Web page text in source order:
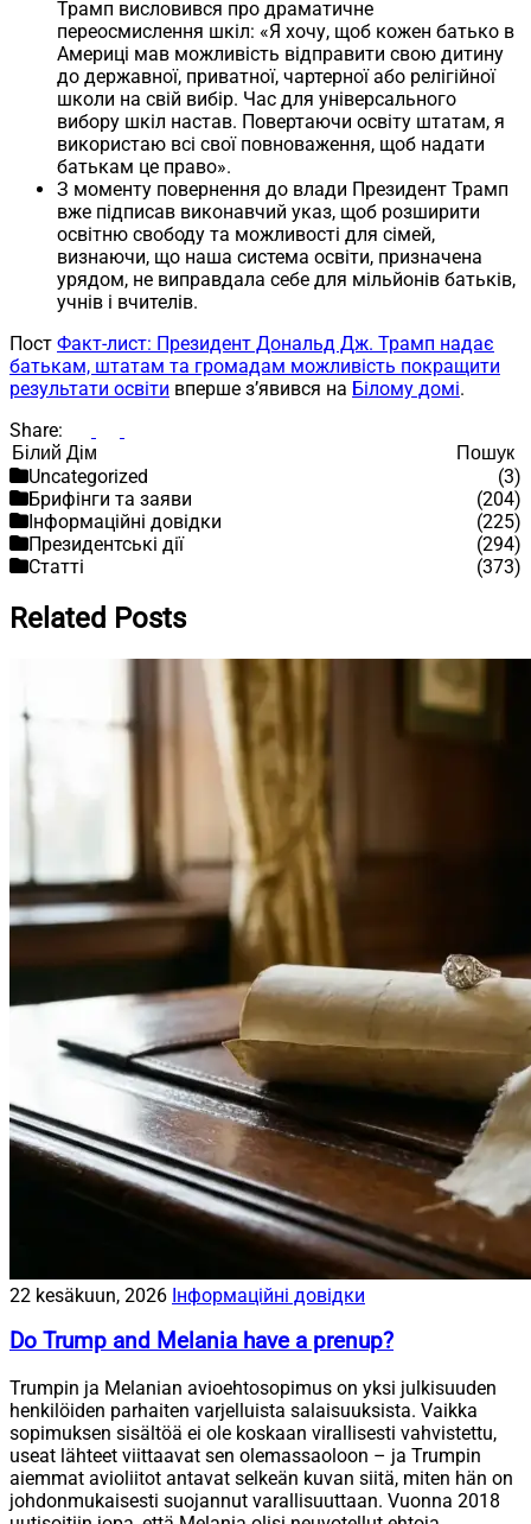
Трамп висловився про драматичне
переосмислення шкіл: «Я хочу, щоб кожен батько в
Америці мав можливість відправити свою дитину
до державної, приватної, чартерної або релігійної
школи на свій вибір. Час для універсального
вибору шкіл настав. Повертаючи освіту штатам, я
використаю всі свої повноваження, щоб надати
батькам це право».
З моменту повернення до влади Президент Трамп
вже підписав виконавчий указ, щоб розширити
освітню свободу та можливості для сімей,
визнаючи, що наша система освіти, призначена
урядом, не виправдала себе для мільйонів батьків,
учнів і вчителів.
Пост Факт-лист: Президент Дональд Дж. Трамп надає
батькам, штатам та громадам можливість покращити
результати освіти вперше з’явився на Білому домі.
Share:
Пошук
Пошук
Uncategorized
(3)
Брифінги та заяви
(204)
Інформаційні довідки
(225)
Президентські дії
(294)
Статті
(373)
Related Posts
22 kesäkuun, 2026 Інформаційні довідки
Do Trump and Melania have a prenup?
Trumpin ja Melanian avioehtosopimus on yksi julkisuuden
henkilöiden parhaiten varjelluista salaisuuksista. Vaikka
sopimuksen sisältöä ei ole koskaan virallisesti vahvistettu,
useat lähteet viittaavat sen olemassaoloon – ja Trumpin
aiemmat avioliitot antavat selkeän kuvan siitä, miten hän on
johdonmukaisesti suojannut varallisuuttaan. Vuonna 2018